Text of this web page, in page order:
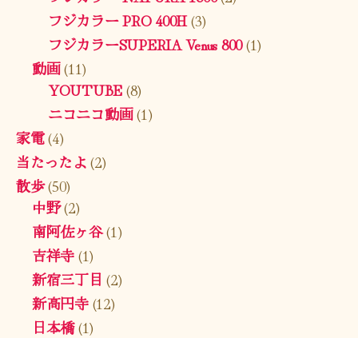
フジカラー PRO 400H(3)
フジカラーSUPERIA Venus 800(1)
動画(11)
YOUTUBE(8)
ニコニコ動画(1)
家電(4)
当たったよ(2)
散歩(50)
中野(2)
南阿佐ヶ谷(1)
吉祥寺(1)
新宿三丁目 (2)
新高円寺(12)
日本橋(1)